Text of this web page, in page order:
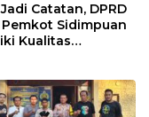
Jadi Catatan, DPRD
Sidimpuan
Kualitas